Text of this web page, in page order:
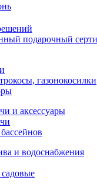
подарочный
газонокосилки
и аксессуары
и водоснабжения